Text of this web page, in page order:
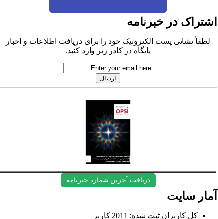
در خبرنامه
لطفاً نشانی پست الکترونیک خود را برای دریافت اطلاعات و اخبار
پایگاه در کادر زیر وارد کنید.
دریافت آخرین شماره خبرنامه
سایت
کل کاربران ثبت شده: 2011 کاربر